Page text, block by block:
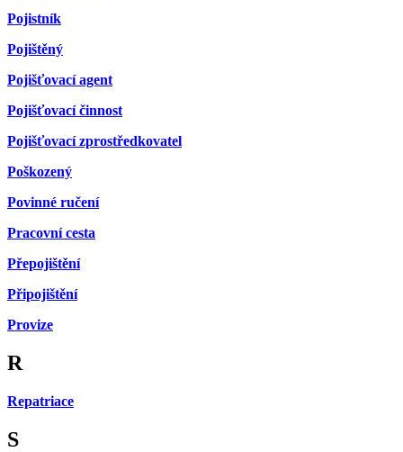
Pojistník
Pojištěný
Pojišťovací agent
Pojišťovací činnost
Pojišťovací zprostředkovatel
Poškozený
Povinné ručení
Pracovní cesta
Přepojištění
Připojištění
Provize
R
Repatriace
S